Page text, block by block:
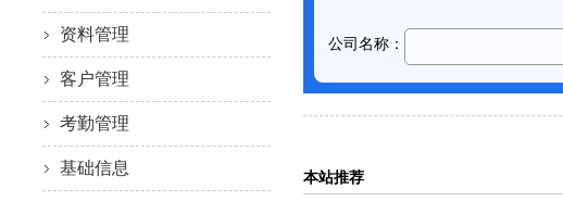
资料管理
客户管理
考勤管理
基础信息
本站推荐